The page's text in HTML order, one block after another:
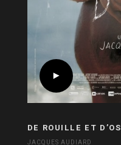
DE ROUILLE ET D’OS
JACQUES AUDIARD